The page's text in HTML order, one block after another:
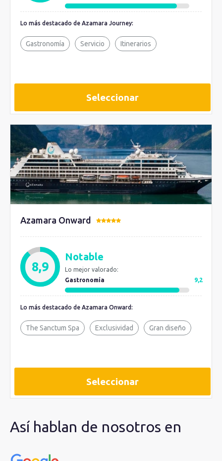
Lo más destacado de Azamara Journey:
Gastronomía Servicio Itinerarios
Seleccionar
Azamara Onward
8,9
Notable
Lo mejor valorado:
Gastronomía
9,2
Lo más destacado de Azamara Onward:
The Sanctum Spa Exclusividad Gran diseño
Seleccionar
Así hablan de nosotros en